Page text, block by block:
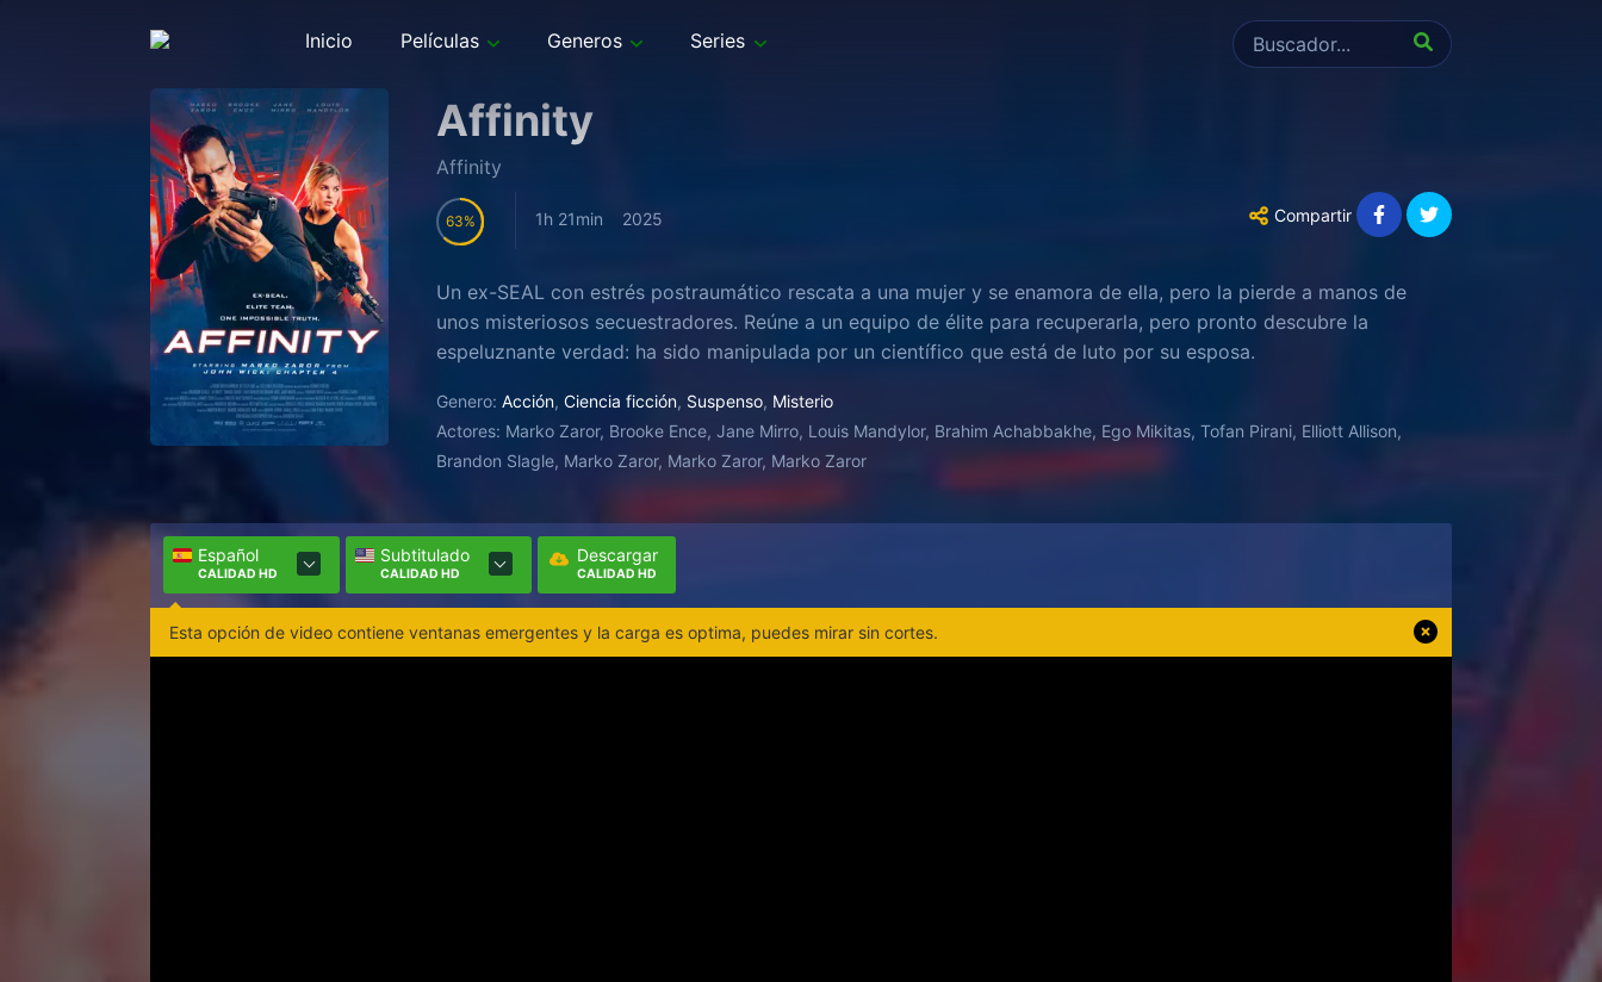
Inicio Películas Generos Series
Affinity
Affinity
63 1h 21min 2025 Compartir
Un ex-SEAL con estrés postraumático rescata a una mujer y se enamora de ella, pero la pierde a manos de
unos misteriosos secuestradores. Reúne a un equipo de élite para recuperarla, pero pronto descubre la
espeluznante verdad: ha sido manipulada por un científico que está de luto por su esposa.
Genero: Acción, Ciencia ficción, Suspenso, Misterio
Actores: Marko Zaror, Brooke Ence, Jane Mirro, Louis Mandylor, Brahim Achabbakhe, Ego Mikitas, Tofan Pirani, Elliott Allison,
Brandon Slagle, Marko Zaror, Marko Zaror, Marko Zaror
Español
CALIDAD HD
Subtitulado
CALIDAD HD
Descargar
CALIDAD HD
Esta opción de video contiene ventanas emergentes y la carga es optima, puedes mirar sin cortes.